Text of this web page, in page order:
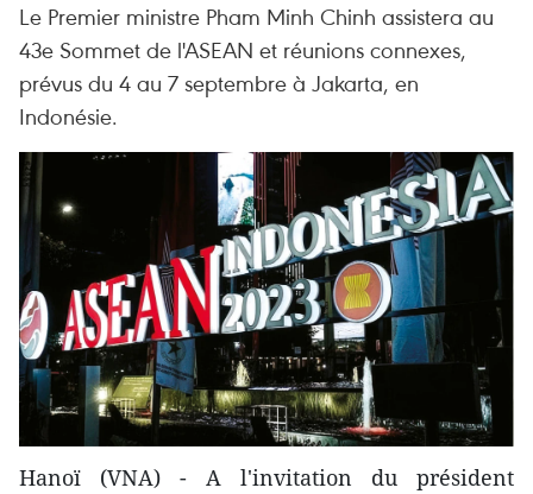
Le Premier ministre Pham Minh Chinh assistera au
43e Sommet de l'ASEAN et réunions connexes,
prévus du 4 au 7 septembre à Jakarta, en
Indonésie.
Hanoï (VNA) - A l'invitation du président